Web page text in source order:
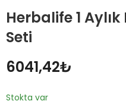
Herbalife 1
Seti
6041,42₺
Stokta var